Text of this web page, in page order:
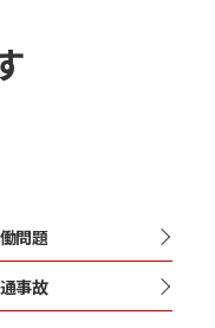
問題
事故